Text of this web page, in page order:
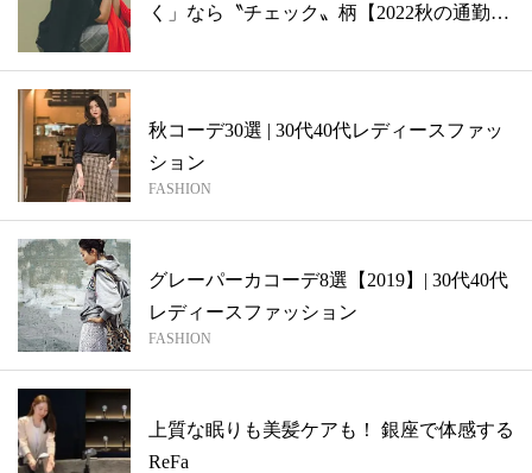
く」なら〝チェック〟柄【2022秋の通勤
秋コーデ30選 | 30代40代レディースファッ
ション
FASHION
グレーパーカコーデ8選【2019】| 30代40代
レディースファッション
FASHION
上質な眠りも美髪ケアも！ 銀座で体感する
ReFa